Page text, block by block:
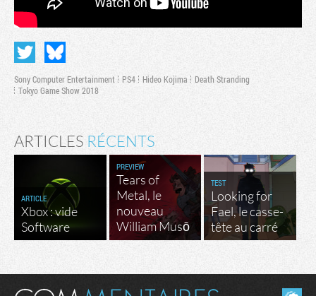
Sony Computer Entertainment PS4 Hideo Kojima
Death Stranding
Tokyo Game Show 2018
ARTICLES RÉCENTS
ARTICLE
Xbox : vide
Software
PREVIEW
Tears of
Metal, le
nouveau
William Musō
TEST
Looking for
Fael, le casse-
tête au carré